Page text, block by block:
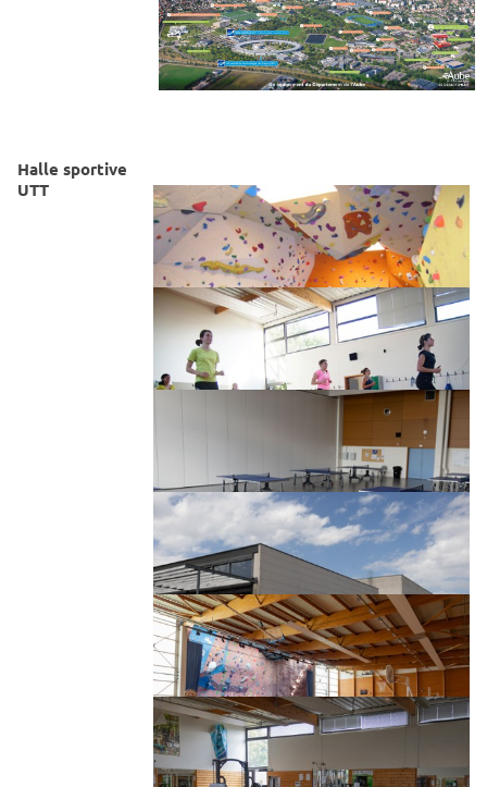
Halle sportive
UTT
Salle d'escalade
halle utt
Page 1 sur 8
Activités collectives
halle utt
Page 2 sur 8
Tables de ping-pong
halle utt
Page 3 sur 8
Entrée Halle sportive
Page 4 sur 8
Page 5 sur 8